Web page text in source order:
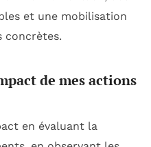
et une mobilisation
concrètes.
de mes actions
en évaluant la